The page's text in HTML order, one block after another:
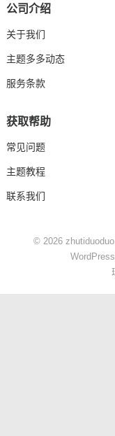
公司介绍
关于我们
主题多多动态
服务条款
获取帮助
常见问题
主题教程
联系我们
© 2026